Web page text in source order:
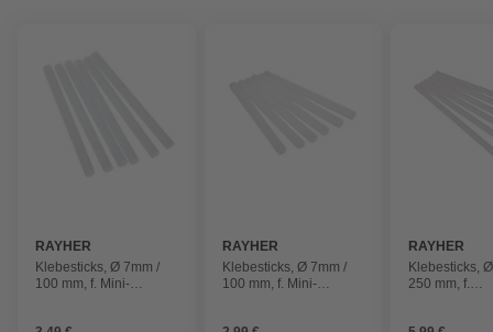
RAYHER
Klebesticks, Ø 7mm /
100 mm, f. Mini-
RAYHER
Klebesticks, Ø 7mm /
100 mm, f. Mini-
RAYHER
Klebesticks,
250 mm, f.